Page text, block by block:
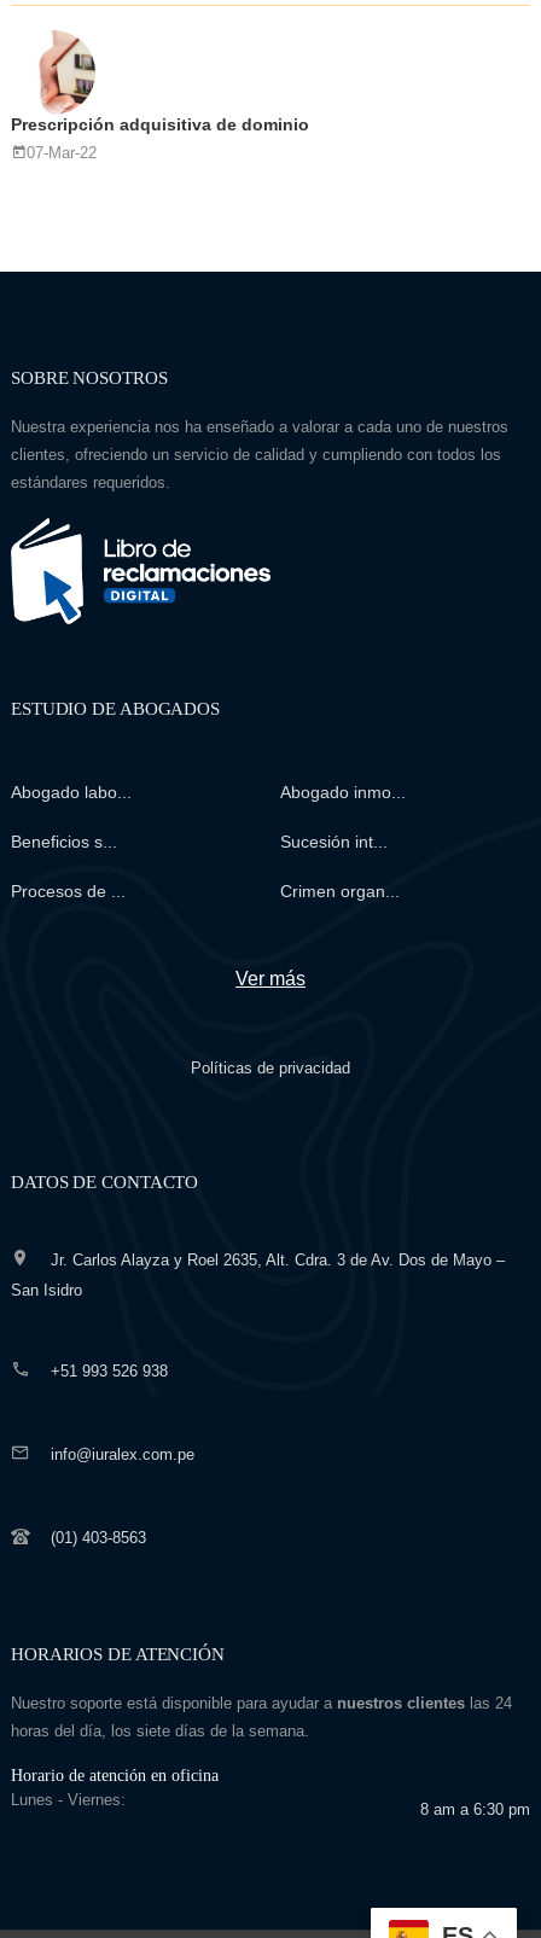
Prescripción adquisitiva de dominio
07-Mar-22
SOBRE NOSOTROS
Nuestra experiencia nos ha enseñado a valorar a cada uno de nuestros
clientes, ofreciendo un servicio de calidad y cumpliendo con todos los
estándares requeridos.
ESTUDIO DE ABOGADOS
Abogado labo... Abogado inmo...
Beneficios s... Sucesión int...
Procesos de ... Crimen organ...
Ver más
Políticas de privacidad
DATOS DE CONTACTO
Jr. Carlos Alayza y Roel 2635, Alt. Cdra. 3 de Av. Dos de Mayo –
San Isidro
+51 993 526 938
info@iuralex.com.pe
(01) 403-8563
HORARIOS DE ATENCIÓN
Nuestro soporte está disponible para ayudar a nuestros clienteslas 24
horas del día, los siete días de la semana.
Horario de atención en oficina
Lunes - Viernes:
8 am a 6:30 pm